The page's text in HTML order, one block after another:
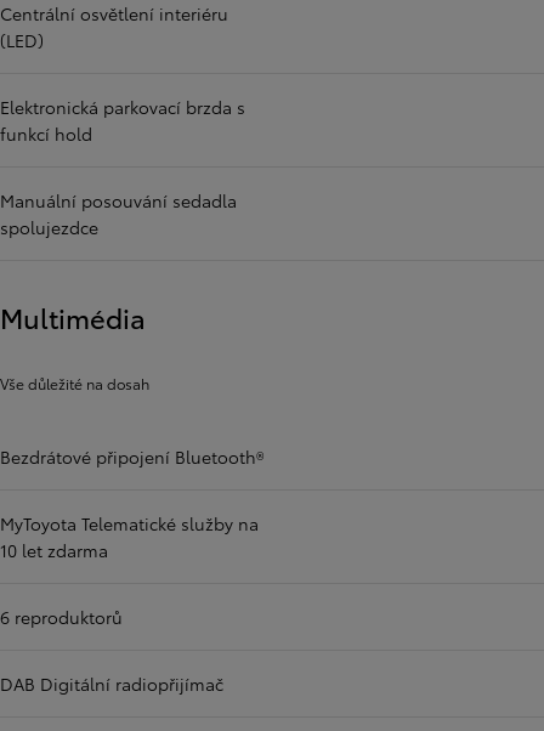
Centrální osvětlení interiéru
(LED)
Elektronická parkovací brzda s
funkcí hold
Manuální posouvání sedadla
spolujezdce
Multimédia
Vše důležité na dosah
Bezdrátové připojení Bluetooth®
MyToyota Telematické služby na
10 let zdarma
6 reproduktorů
DAB Digitální radiopřijímač